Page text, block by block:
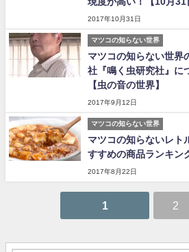
2017年10月31日
マツコの知らない世界
マツコの知らない世界
社『鳴く虫研究社』に
【虫の音の世界】
2017年9月12日
マツコの知らない世界
マツコの知らないレト
すすめの商品ランキン
2017年8月22日
1 2